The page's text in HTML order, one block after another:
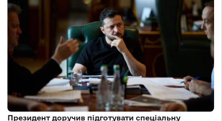
Президент доручив підготувати спеціальну